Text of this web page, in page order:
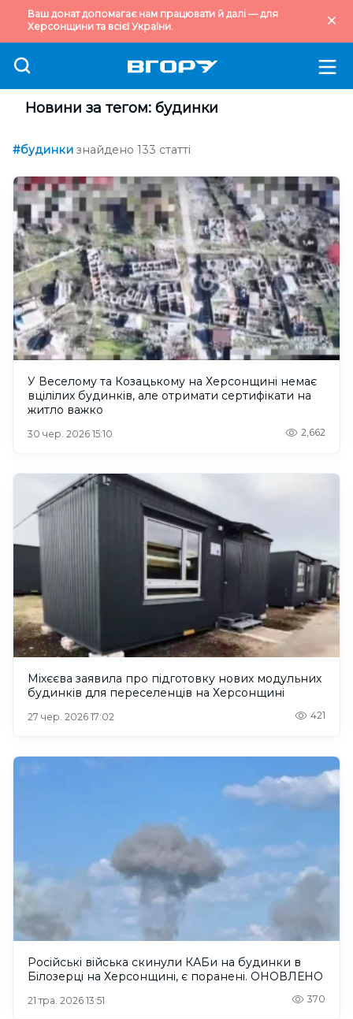
Ваш донат допомагає нам працювати й далі — для
Херсонщини та всієї України.
Новини за тегом: будинки
#будинки знайдено 133 статті
У Веселому та Козацькому на Херсонщині немає
вцілілих будинків, але отримати сертифікати на
житло важко
30 чер. 2026 15:10 2,662
Міхєєва заявила про підготовку нових модульних
будинків для переселенців на Херсонщині
27 чер. 2026 17:02 421
Російські війська скинули КАБи на будинки в
Білозерці на Херсонщині, є поранені. ОНОВЛЕНО
21 тра. 2026 13:51 370